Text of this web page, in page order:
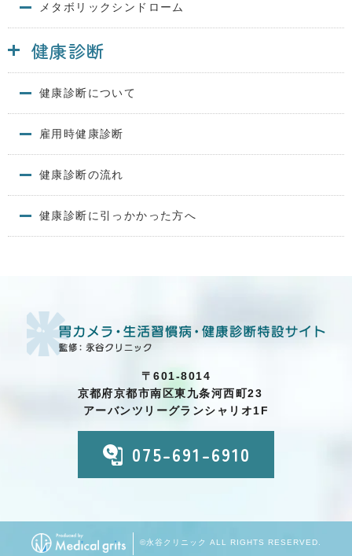
メタボリックシンドローム
健康診断
健康診断について
雇用時健康診断
健康診断の流れ
健康診断に引っかかった方へ
〒601-8014
京都府京都市南区東九条河西町23
アーバンツリーグランシャリオ1F
075-691-6910
©永谷クリニック ALL RIGHTS RESERVED.